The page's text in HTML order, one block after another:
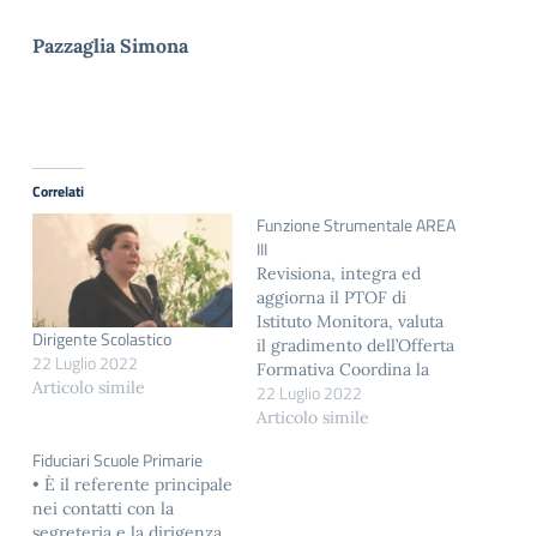
Pazzaglia Simona
Correlati
Dirigente Scolastico
22 Luglio 2022
Articolo simile
Funzione Strumentale AREA
III
Revisiona, integra ed
aggiorna il PTOF di
Istituto Monitora, valuta
il gradimento dell’Offerta
Formativa Coordina la
stesura del Bilancio
Sociale. Aggiorna i
22 Luglio 2022
Articolo simile
Fiduciari Scuole Primarie
• È il referente principale
nei contatti con la